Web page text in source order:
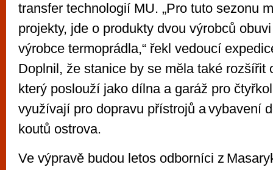
transfer technologií MU. „Pro tuto sezonu
projekty, jde o produkty dvou výrobců
výrobce termoprádla,“ řekl vedoucí
Doplnil, že stanice by se měla také rozšířit
který poslouží jako dílna a garáž pro
využívají pro dopravu přístrojů a vybavení
koutů ostrova.
Ve výpravě budou letos odborníci z